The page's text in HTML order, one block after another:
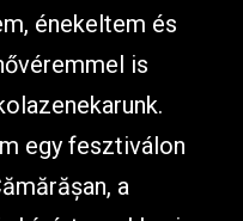
énekeltem és
is
egy fesztiválon
a